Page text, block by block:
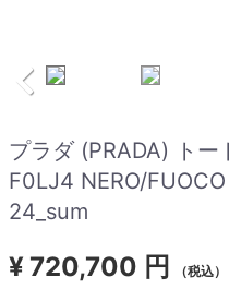
プラダ (PRADA) ト
F0LJ4 NERO/
24_sum
¥ 720,700 円 （税込）